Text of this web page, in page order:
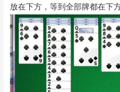
放在下方，等到全部牌都在下